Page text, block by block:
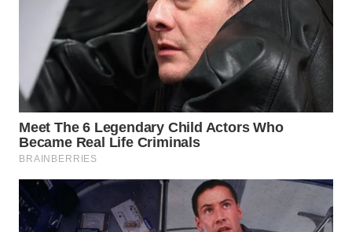
SURABAYA
WN
NATUNA
BINTAN
WN
MANDALIKA
WN